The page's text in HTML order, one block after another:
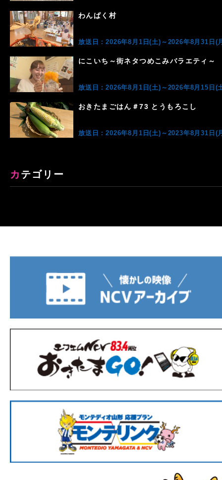
わんぱく村
放送日：2026年8月1日(土)～2026年8月31日(
にこいち～街ネタつめこみバラエティ～
放送日：2026年8月1日(土)～2026年8月15日(
おきたまごはん＃73 とうもろこし
放送日：2026年8月1日(土)～2023年8月31日(
カテゴリー